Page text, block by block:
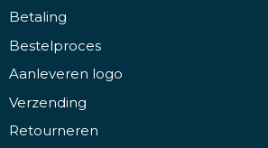
Betaling
Bestelproces
Aanleveren logo
Verzending
Retourneren